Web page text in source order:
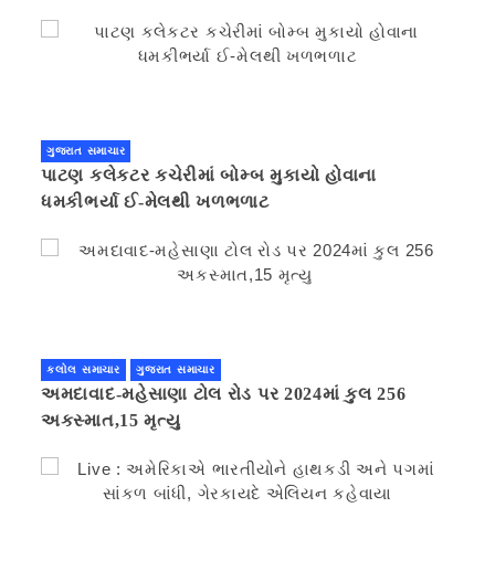
ગુજરાત સમાચાર
પાટણ કલેકટર કચેરીમાં બોમ્બ મુકાયો હોવાના
ધમકીભર્યા ઈ-મેલથી ખળભળાટ
કલોલ સમાચાર ગુજરાત સમાચાર
અમદાવાદ-મહેસાણા ટોલ રોડ પર 2024માં કુલ 256
અકસ્માત,15 મૃત્યુ